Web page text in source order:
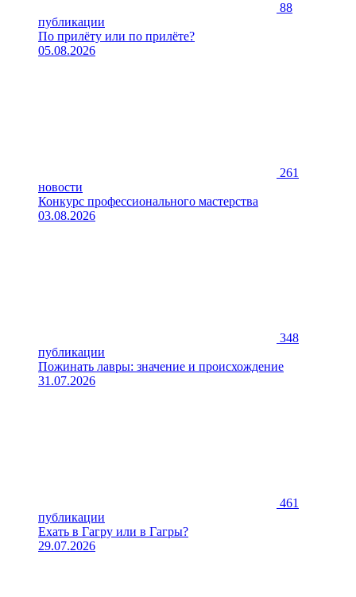
88
публикации
По прилёту или по прилёте?
05.08.2026
261
новости
Конкурс профессионального мастерства
03.08.2026
348
публикации
Пожинать лавры: значение и происхождение
31.07.2026
461
публикации
Ехать в Гагру или в Гагры?
29.07.2026